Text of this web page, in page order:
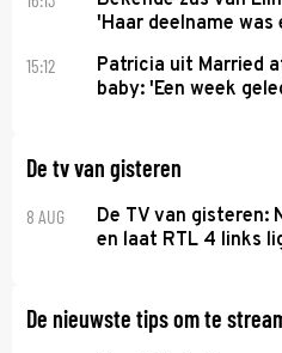
'Haar deelname
15:12
Patricia uit Married
baby: 'Een week
De tv van gisteren
8 AUG
De TV van gisteren:
en laat RTL 4 links
De nieuwste tips om te